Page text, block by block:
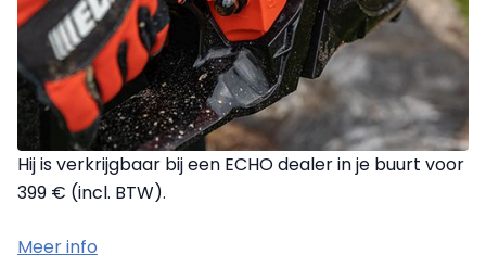
Hij is verkrijgbaar bij een ECHO dealer in je buurt voor
399 € (incl. BTW).
Meer info